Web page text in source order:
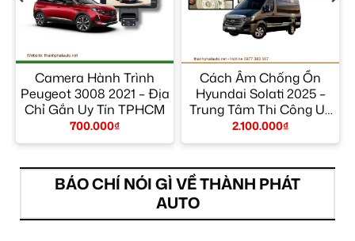
Camera Hành Trình
Peugeot 3008 2021 – Địa
Chỉ Gắn Uy Tín TPHCM
700.000₫
Cách Âm Chống Ồn
Hyundai Solati 2025 –
Trung Tâm Thi Công Uy
Tín TPHCM
2.100.000₫
BÁO CHÍ NÓI GÌ VỀ THÀNH PHÁT
AUTO